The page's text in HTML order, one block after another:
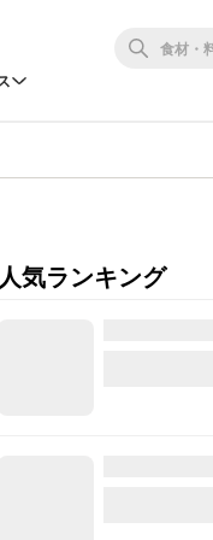
人気ランキング